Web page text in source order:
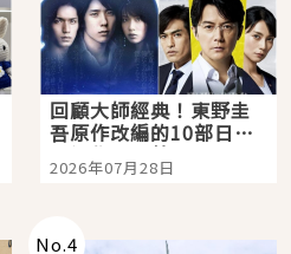
回顧大師經典！東野圭
吾原作改編的10部日本
影視作品推薦
2026年07月28日
No.4